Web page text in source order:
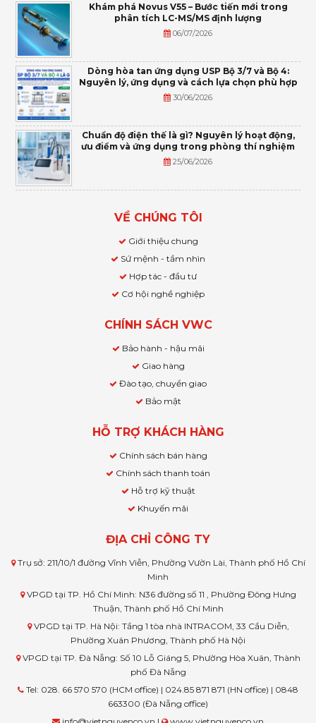
Khám phá Novus V55 – Bước tiến mới trong
phân tích LC-MS/MS định lượng
06/07/2026
Dòng hòa tan ứng dụng USP Bộ 3/7 và Bộ 4:
Nguyên lý, ứng dụng và cách lựa chọn phù hợp
30/06/2026
Chuẩn độ điện thế là gì? Nguyên lý hoạt động,
ưu điểm và ứng dụng trong phòng thí nghiệm
25/06/2026
VỀ CHÚNG TÔI
Giới thiệu chung
Sứ mệnh - tầm nhìn
Hợp tác - đầu tư
Cơ hội nghề nghiệp
CHÍNH SÁCH VWC
Bảo hành - hậu mãi
Giao hàng
Đào tạo, chuyển giao
Bảo mật
HỖ TRỢ KHÁCH HÀNG
Chính sách bán hàng
Chính sách thanh toán
Hỗ trợ kỹ thuật
Khuyến mãi
ĐỊA CHỈ CÔNG TY
Trụ sở: 211/10/1 đường Vĩnh Viễn, Phường Vườn Lài, Thành phố Hồ Chí
Minh
VPGD tại TP. Hồ Chí Minh: N36 đường số 11 , Phường Đông Hưng
Thuận, Thành phố Hồ Chí Minh
VPGD tại TP. Hà Nội: Tầng 1 tòa nhà INTRACOM, 33 Cầu Diễn,
Phường Xuân Phương, Thành phố Hà Nội
VPGD tại TP. Đà Nẵng: Số 10 Lỗ Giáng 5, Phường Hòa Xuân, Thành
phố Đà Nẵng
Tel: 028. 66 570 570 (HCM office) | 024.85 871 871 (HN office) | 0848
663300 (Đà Nẵng office)